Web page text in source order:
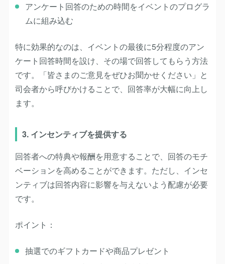
アンケート回答のための時間をイベントのプログラ
ムに組み込む
特に効果的なのは、イベントの最後に5分程度のアン
ケート回答時間を設け、その場で回答してもらう方法
です。「皆さまのご意見をぜひお聞かせください」と
司会者から呼びかけることで、回答率が大幅に向上し
ます。
3. インセンティブを提供する
回答者への特典や報酬を用意することで、回答のモチ
ベーションを高めることができます。ただし、インセ
ンティブは回答内容に影響を与えないよう配慮が必要
です。
ポイント：
抽選でのギフトカードや商品プレゼント